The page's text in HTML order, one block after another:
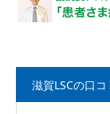
滋賀LSCの口